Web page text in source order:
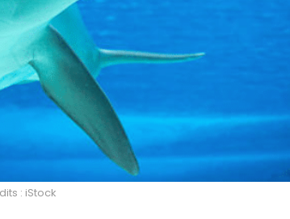
: iStock